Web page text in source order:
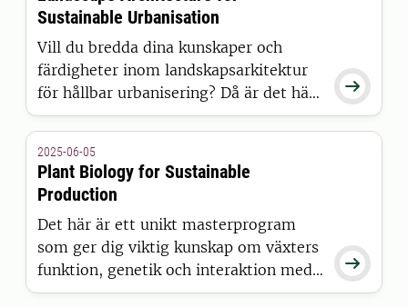

Sustainable Urbanisation
Vill du bredda dina kunskaper och
färdigheter inom landskapsarkitektur
för hållbar urbanisering? Då är det här
rätt masterprogram för dig.

2025-06-05
Plant Biology for Sustainable
Production
Det här är ett unikt masterprogram
som ger dig viktig kunskap om växters
funktion, genetik och interaktion med
miljön.